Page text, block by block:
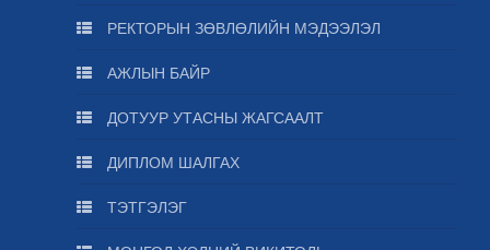
РЕКТОРЫН ЗӨВЛӨЛИЙН МЭДЭЭЛЭЛ
АЖЛЫН БАЙР
ДОТУУР УТАСНЫ ЖАГСААЛТ
ДИПЛОМ ШАЛГАХ
ТЭТГЭЛЭГ